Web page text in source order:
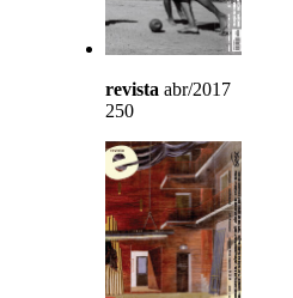
revista abr/2017
250